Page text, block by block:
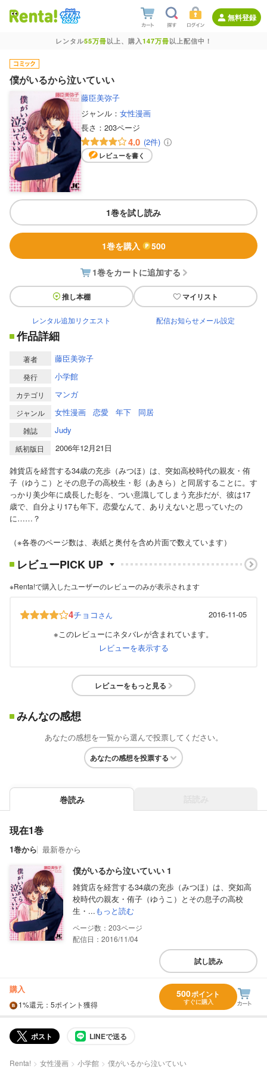
無料登録
レンタル55万冊以上、購入147万冊以上配信中！
僕がいるから泣いていい
藤臣美弥子
ジャンル： 女性漫画
長さ： 203ページ
4.0 (2件)
レビューを書く
1巻を試し読み
1巻を購入 500
1巻をカートに追加する
推し本棚 マイリスト
レンタル追加リクエスト 配信お知らせメール設定
作品詳細
著者 藤臣美弥子
発行 小学館
カテゴリ マンガ
ジャンル 女性漫画 恋愛 年下 同居
雑誌 Judy
紙初版日
2006年12月21日
雑貨店を経営する34歳の充歩（みつほ）は、突如高校時代の親友・侑
子（ゆうこ）とその息子の高校生・彰（あきら）と同居することに。す
っかり美少年に成長した彰を、つい意識してしまう充歩だが、彼は17
歳で、自分より17も年下。恋愛なんて、ありえないと思っていたの
に……？
（※各巻のページ数は、表紙と奥付を含め片面で数えています）
レビューPICK UP
※Renta!で購入したユーザーのレビューのみが表示されます
4チョコさん
2016-11-05
※このレビューにネタバレが含まれています。
レビューを表示する
レビューをもっと見る
みんなの感想
あなたの感想を一覧から選んで投票してください。
あなたの感想を投票する
巻読み
現在1巻
1巻から 最新巻から
僕がいるから泣いていい 1
雑貨店を経営する34歳の充歩（みつほ）は、突如高
校時代の親友・侑子（ゆうこ）とその息子の高校
生・...もっと読む
203
配信日：2016/11/04
試し読み
購入
1%還元 ：5ポイント獲得
500ポイント
すぐに購入
ポスト LINEで送る
Renta! 女性漫画 小学館 僕がいるから泣いていい